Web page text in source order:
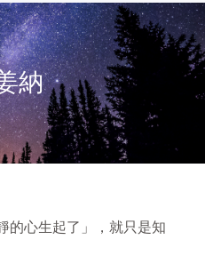
納
的心生起了」，就只是知